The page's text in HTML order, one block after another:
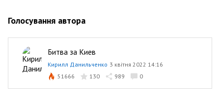
Голосування автора
Битва за Киев
Кирилл Данильченко 3 квітня 2022 14:16
51666
130 989 0